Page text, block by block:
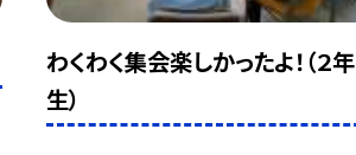
わくわく集会楽しかったよ！（２年
生）